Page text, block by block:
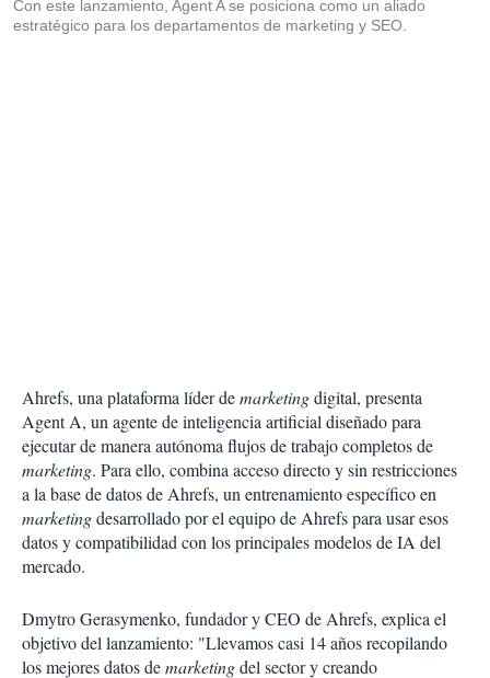
Con este lanzamiento, Agent A se posiciona como un aliado
estratégico para los departamentos de marketing y SEO.
Ahrefs, una plataforma líder demarketingdigital, presenta
Agent A, un agente de inteligencia artificial diseñado para
ejecutar de manera autónoma flujos de trabajo completos de
marketing. Para ello, combina acceso directo y sin restricciones
a la base de datos de Ahrefs, un entrenamiento específico en
marketingdesarrollado por el equipo de Ahrefs para usar esos
datos y compatibilidad con los principales modelos de IA del
mercado.
Dmytro Gerasymenko, fundador y CEO de Ahrefs, explica el
objetivo del lanzamiento: "Llevamos casi 14 años recopilando
los mejores datos demarketingdel sector y creando